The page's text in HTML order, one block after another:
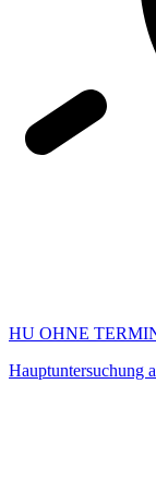
HU OHNE
Hauptuntersuchung